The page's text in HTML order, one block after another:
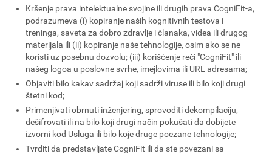
Kršenje prava intelektualne svojine ili drugih prava CogniFit-a,
podrazumeva (i) kopiranje naših kognitivnih testova i
treninga, saveta za dobro zdravlje i članaka, videa ili drugog
materijala ili (ii) kopiranje naše tehnologije, osim ako se ne
koristi uz posebnu dozvolu; (iii) korišćenje reči "CogniFit" ili
našeg logoa u poslovne svrhe, imejlovima ili URL adresama;
Objaviti bilo kakav sadržaj koji sadrži viruse ili bilo koji drugi
štetni kod;
Primenjivati obrnuti inženjering, sprovoditi dekompilaciju,
dešifrovati ili na bilo koji drugi način pokušati da dobijete
izvorni kod Usluga ili bilo koje druge poezane tehnologije;
Tvrditi da predstavljate CogniFit ili da ste povezani sa